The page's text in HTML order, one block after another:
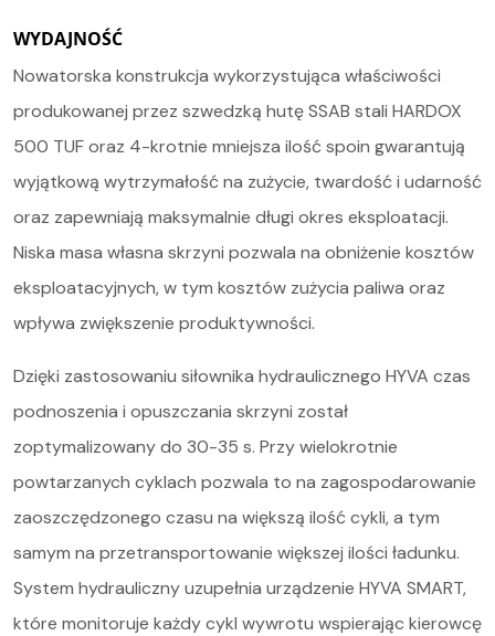
Oferta
Serwis i części
O nas
Kariera
Kontakt
STOCK
WYDAJNOŚĆ
Nowatorska konstrukcja wykorzystująca właściwości
produkowanej przez szwedzką hutę SSAB stali HARDOX
500 TUF oraz 4-krotnie mniejsza ilość spoin gwarantują
wyjątkową wytrzymałość na zużycie, twardość i udarność
oraz zapewniają maksymalnie długi okres eksploatacji.
Niska masa własna skrzyni pozwala na obniżenie kosztów
eksploatacyjnych, w tym kosztów zużycia paliwa oraz
wpływa zwiększenie produktywności.
Dzięki zastosowaniu siłownika hydraulicznego HYVA czas
podnoszenia i opuszczania skrzyni został
zoptymalizowany do 30-35 s. Przy wielokrotnie
powtarzanych cyklach pozwala to na zagospodarowanie
zaoszczędzonego czasu na większą ilość cykli, a tym
samym na przetransportowanie większej ilości ładunku.
System hydrauliczny uzupełnia urządzenie HYVA SMART,
które monitoruje każdy cykl wywrotu wspierając kierowcę